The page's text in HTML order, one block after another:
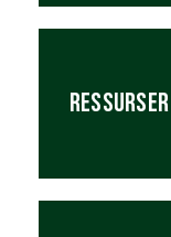
RESSURSER